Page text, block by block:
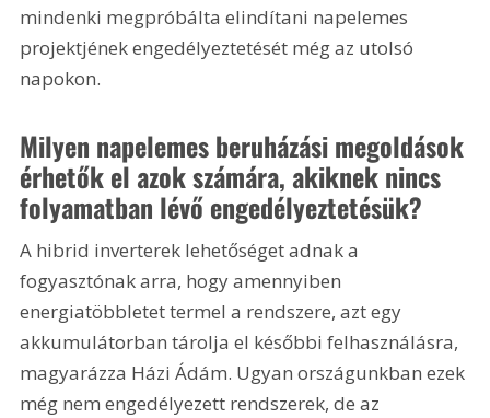
mindenki megpróbálta elindítani napelemes
projektjének engedélyeztetését még az utolsó
napokon.
Milyen napelemes beruházási megoldások
érhetők el azok számára, akiknek nincs
folyamatban lévő engedélyeztetésük?
A hibrid inverterek lehetőséget adnak a
fogyasztónak arra, hogy amennyiben
energiatöbbletet termel a rendszere, azt egy
akkumulátorban tárolja el későbbi felhasználásra,
magyarázza Házi Ádám. Ugyan országunkban ezek
még nem engedélyezett rendszerek, de az